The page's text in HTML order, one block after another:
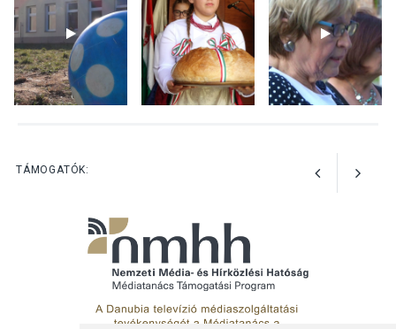
jegyében
TERMÉSZETI KÖRNYEZET 2026 AUG 07
KULTÚRA
Mi a pszichológia, és miért
van rá szükségünk? –
Beszélgetés a Kacsakő
TÁMOGATÓK: